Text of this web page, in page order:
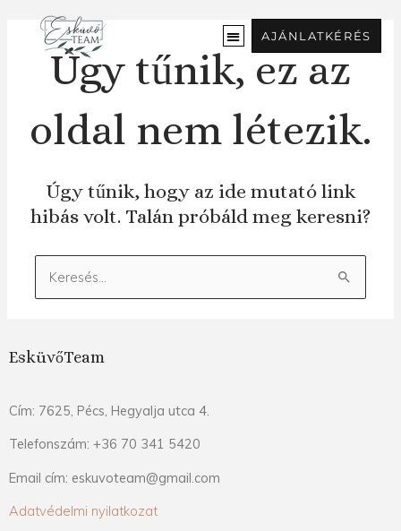
tartalomra
AJÁNLATKÉRÉS
Úgy tűnik, ez az
oldal nem létezik.
Úgy tűnik, hogy az ide mutató link
hibás volt. Talán próbáld meg keresni?
Keresés:
EsküvőTeam
Cím: 7625, Pécs, Hegyalja utca 4.
Telefonszám: +36 70 341 5420
Email cím: eskuvoteam@gmail.com
Adatvédelmi nyilatkozat